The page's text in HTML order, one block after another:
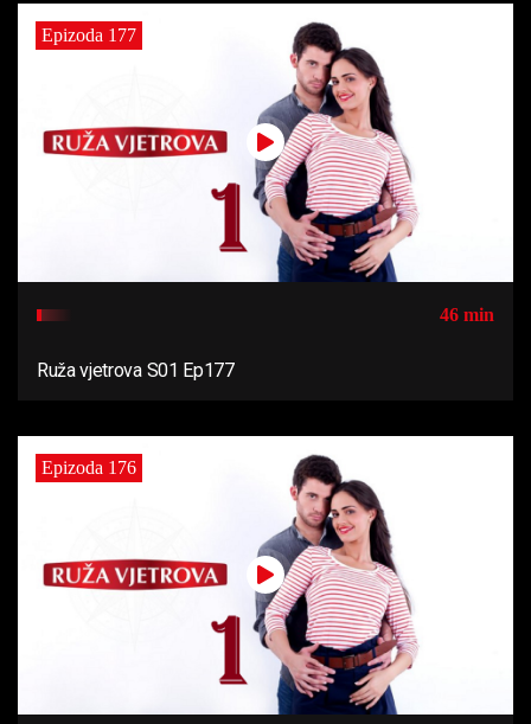
Epizoda 177
46 min
Ruža vjetrova S01 Ep177
Epizoda 176